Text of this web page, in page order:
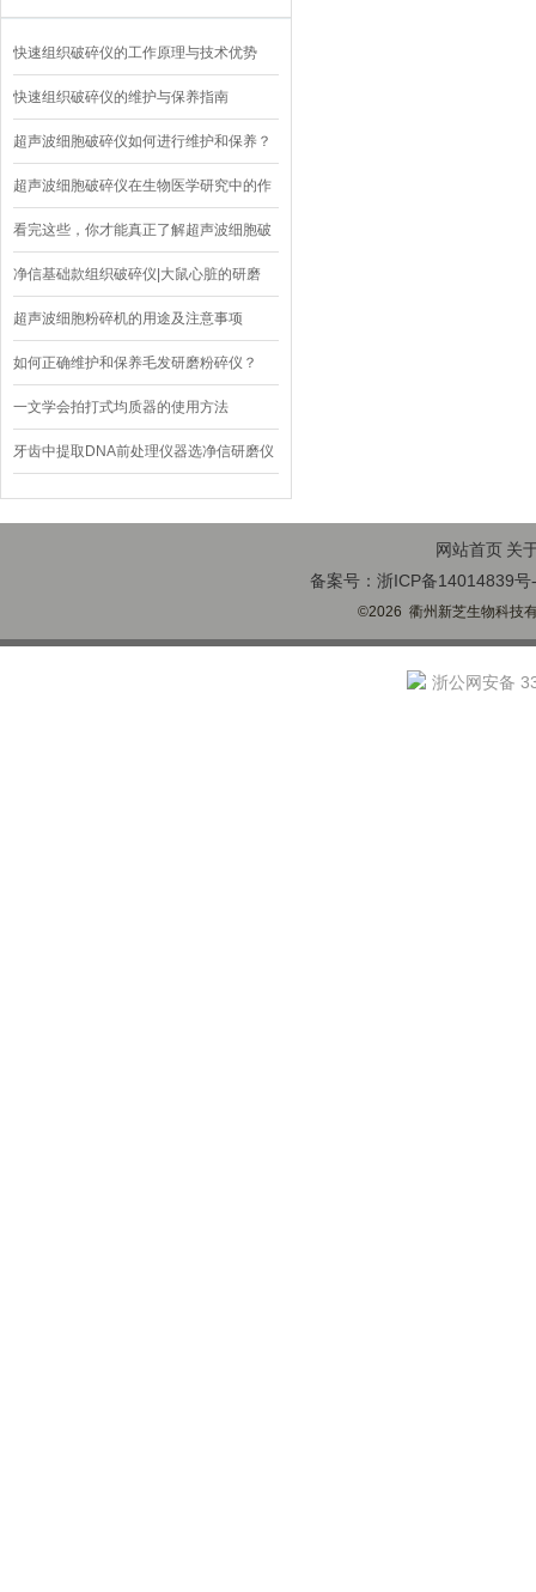
快速组织破碎仪的工作原理与技术优势
快速组织破碎仪的维护与保养指南
超声波细胞破碎仪如何进行维护和保养？
超声波细胞破碎仪在生物医学研究中的作
用
看完这些，你才能真正了解超声波细胞破
碎仪！
净信基础款组织破碎仪|大鼠心脏的研磨
超声波细胞粉碎机的用途及注意事项
如何正确维护和保养毛发研磨粉碎仪？
一文学会拍打式均质器的使用方法
牙齿中提取DNA前处理仪器选净信研磨仪
网站首页 关
备案号：浙ICP备14014839号
©2026 衢州新芝生物科技
浙公网安备